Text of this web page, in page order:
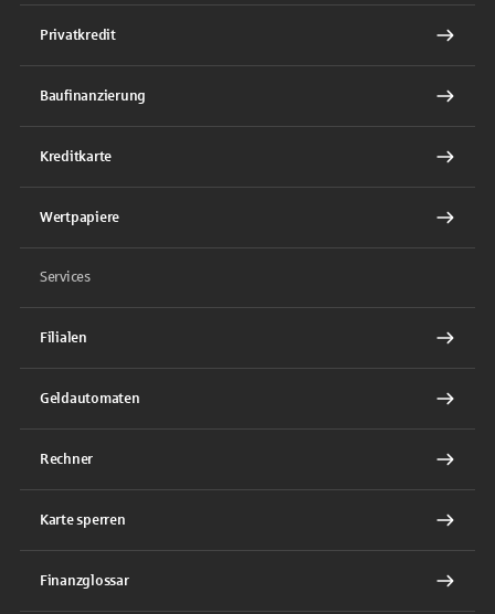
Privatkredit
Baufinanzierung
Kreditkarte
Wertpapiere
Services
Filialen
Geldautomaten
Rechner
Karte sperren
Finanzglossar